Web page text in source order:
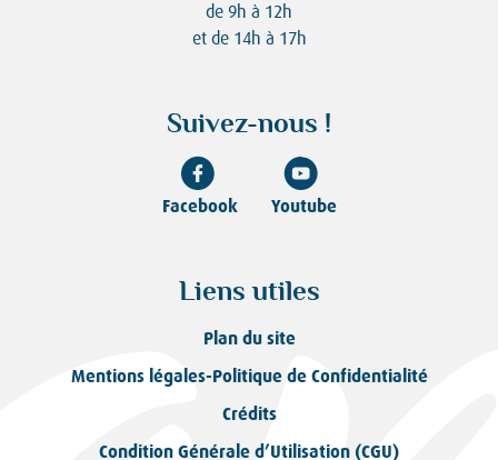
de 9h à 12h
et de 14h à 17h
Suivez-nous !
Facebook Youtube
Liens utiles
Plan du site
Mentions légales-Politique de Confidentialité
Crédits
Condition Générale d’Utilisation (CGU)